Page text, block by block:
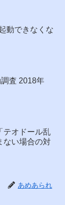
動できなくな
査 2018年
テオドール乱
ない場合の対
あめあられ